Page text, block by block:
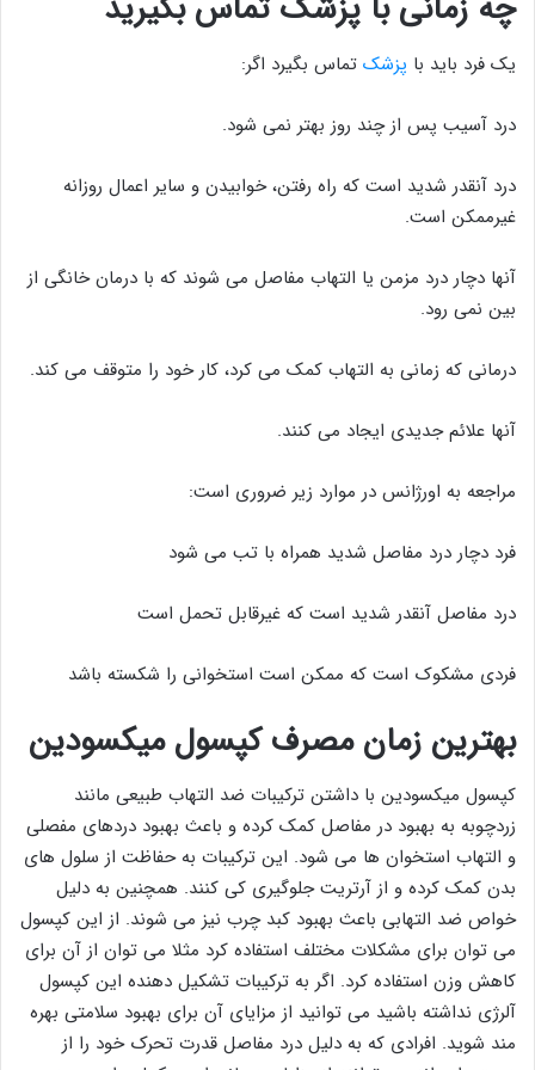
یک فرد باید با پزشک تماس بگیرد اگر:
درد آسیب پس از چند روز بهتر نمی شود.
درد آنقدر شدید است که راه رفتن، خوابیدن و سایر اعمال روزانه
غیرممکن است.
آنها دچار درد مزمن یا التهاب مفاصل می شوند که با درمان خانگی از
بین نمی رود.
درمانی که زمانی به التهاب کمک می کرد، کار خود را متوقف می کند.
آنها علائم جدیدی ایجاد می کنند.
مراجعه به اورژانس در موارد زیر ضروری است:
فرد دچار درد مفاصل شدید همراه با تب می شود
درد مفاصل آنقدر شدید است که غیرقابل تحمل است
فردی مشکوک است که ممکن است استخوانی را شکسته باشد
بهترین زمان مصرف کپسول میکسودین
کپسول میکسودین با داشتن ترکیبات ضد التهاب طبیعی مانند
زردچوبه به بهبود در مفاصل کمک کرده و باعث بهبود دردهای مفصلی
و التهاب استخوان ها می شود. این ترکیبات به حفاظت از سلول های
بدن کمک کرده و از آرتریت جلوگیری کی کنند. همچنین به دلیل
خواص ضد التهابی باعث بهبود کبد چرب نیز می شوند. از این کپسول
می توان برای مشکلات مختلف استفاده کرد مثلا می توان از آن برای
کاهش وزن استفاده کرد. اگر به ترکیبات تشکیل دهنده این کپسول
آلرژی نداشته باشید می توانید از مزایای آن برای بهبود سلامتی بهره
مند شوید. افرادی که به دلیل درد مفاصل قدرت تحرک خود را از